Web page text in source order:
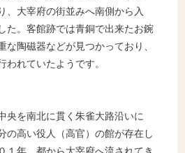
、大宰府の街並みへ南側から入
た。客館跡では青銅で出来たお鋺
な陶磁器などが見つかっており、
われていたようです。
央を南北に貫く朱雀大路沿いに
の高い役人（高官）の館が存在し